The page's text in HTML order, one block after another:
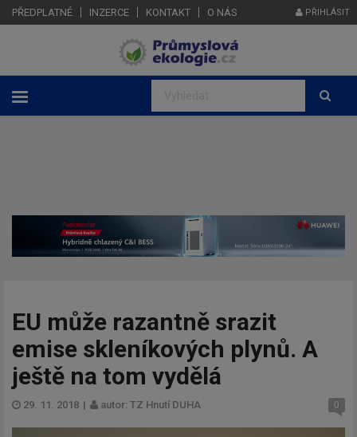
PŘEDPLATNÉ INZERCE KONTAKT O NÁS PŘIHLÁSIT
EU může razantně srazit
emise skleníkových plynů. A
ještě na tom vydělá
29. 11. 2018 | autor: TZ Hnutí DUHA 0